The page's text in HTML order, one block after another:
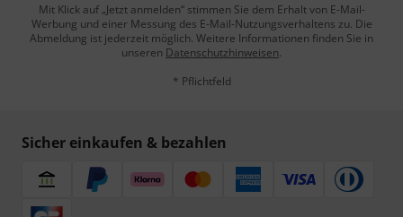
Mit Klick auf „Jetzt anmelden“ stimmen Sie dem Erhalt von E-Mail-
Werbung und einer Messung des E-Mail-Nutzungsverhaltens zu. Die
Abmeldung ist jederzeit möglich. Weitere Informationen finden Sie in
unseren Datenschutzhinweisen.
* Pflichtfeld
Sicher einkaufen & bezahlen